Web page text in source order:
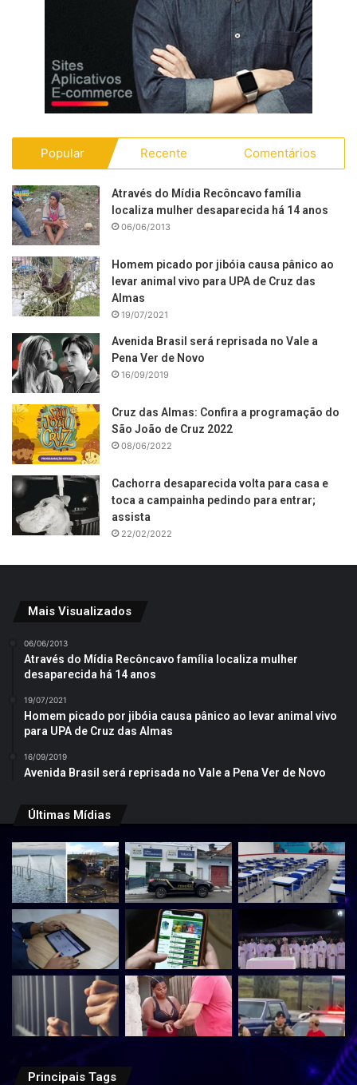
Popular Recente Comentários
Através do Mídia Recôncavo família
localiza mulher desaparecida há 14 anos
06/06/2013
Homem picado por jibóia causa pânico ao
levar animal vivo para UPA de Cruz das
Almas
19/07/2021
Avenida Brasil será reprisada no Vale a
Pena Ver de Novo
16/09/2019
Cruz das Almas: Confira a programação do
São João de Cruz 2022
08/06/2022
Cachorra desaparecida volta para casa e
toca a campainha pedindo para entrar;
assista
22/02/2022
Mais Visualizados
06/06/2013
Através do Mídia Recôncavo família localiza mulher
desaparecida há 14 anos
19/07/2021
Homem picado por jibóia causa pânico ao levar animal vivo
para UPA de Cruz das Almas
16/09/2019
Avenida Brasil será reprisada no Vale a Pena Ver de Novo
Últimas Mídias
Principais Tags